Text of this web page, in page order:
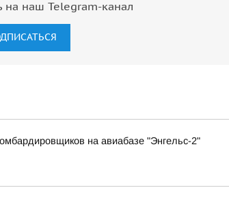
на наш Telegram-канал
на авиабазе "Энгельс-2"